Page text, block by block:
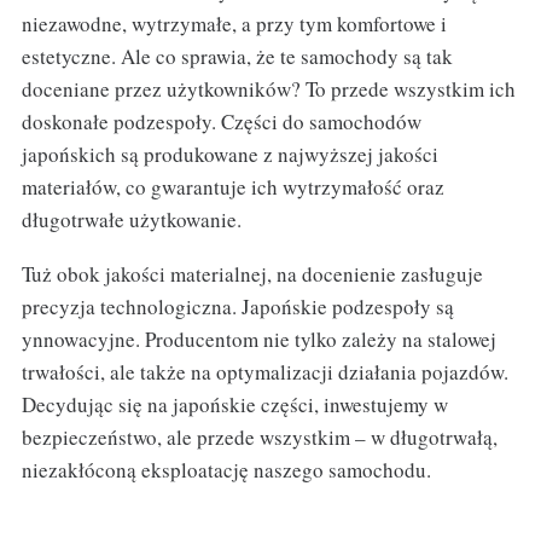
niezawodne, wytrzymałe, a przy tym komfortowe i
estetyczne. Ale co sprawia, że te samochody są tak
doceniane przez użytkowników? To przede wszystkim ich
doskonałe podzespoły. Części do samochodów
japońskich są produkowane z najwyższej jakości
materiałów, co gwarantuje ich wytrzymałość oraz
długotrwałe użytkowanie.
Tuż obok jakości materialnej, na docenienie zasługuje
precyzja technologiczna. Japońskie podzespoły są
ynnowacyjne. Producentom nie tylko zależy na stalowej
trwałości, ale także na optymalizacji działania pojazdów.
Decydując się na japońskie części, inwestujemy w
bezpieczeństwo, ale przede wszystkim – w długotrwałą,
niezakłóconą eksploatację naszego samochodu.